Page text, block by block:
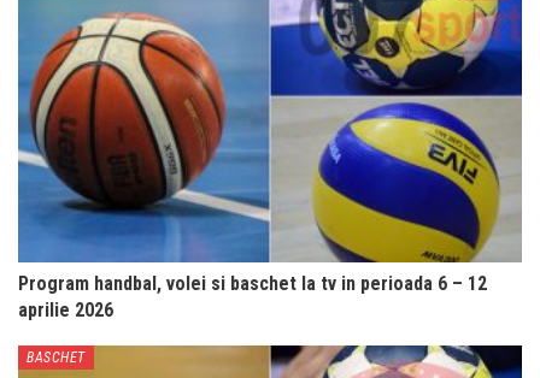
Program handbal, volei si baschet la tv in perioada 6 – 12
aprilie 2026
BASCHET